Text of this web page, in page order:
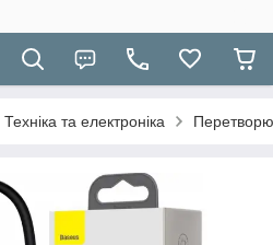
Техніка та електроніка